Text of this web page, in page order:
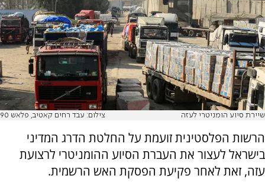
שיירת סיוע הומניטרי לעזה צילום: עבד רחים קאטיב, פלאש 90
הרשות הפלסטינית זועמת על החלטת הדרג המדיני
בישראל לעצור את העברת הסיוע ההומניטרי לרצועת
עזה, זאת לאחר פקיעת הפסקת האש הרשמית.